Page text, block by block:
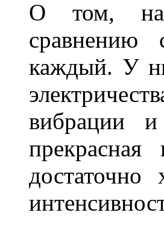
О том,
сравнению
каждый. У
вибрации